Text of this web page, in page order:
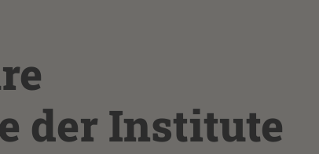
der Institute